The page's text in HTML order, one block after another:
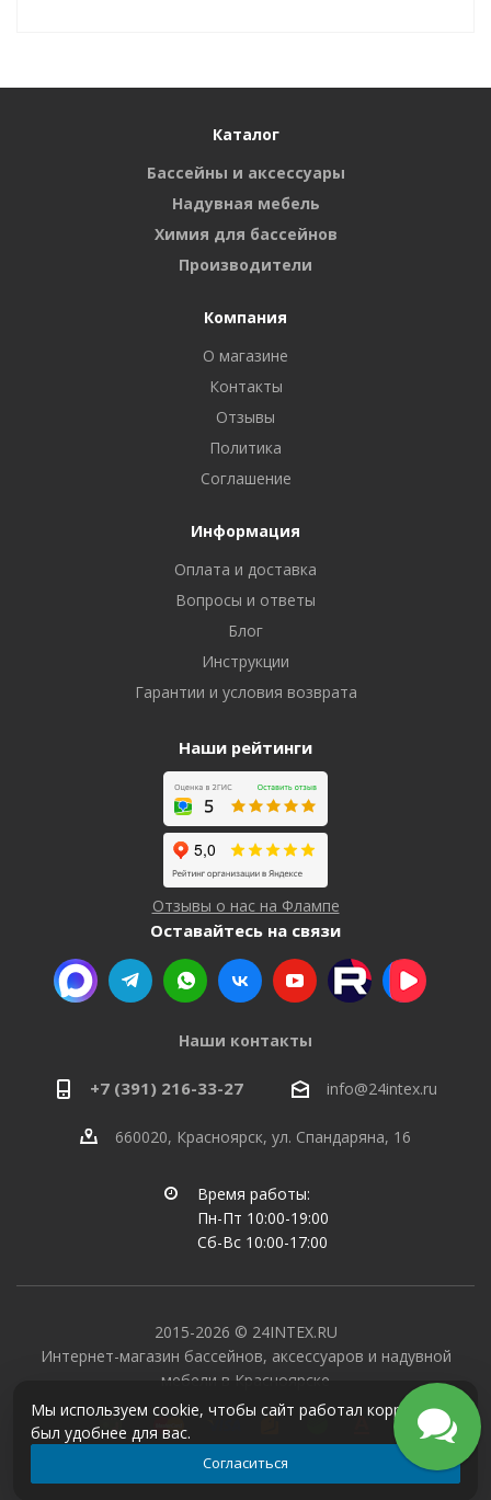
Каталог
Бассейны и аксессуары
Надувная мебель
Химия для бассейнов
Производители
Компания
О магазине
Контакты
Отзывы
Политика
Соглашение
Информация
Оплата и доставка
Вопросы и ответы
Блог
Инструкции
Гарантии и условия возврата
Наши рейтинги
Отзывы о нас на Флампе
Оставайтесь на связи
Наши контакты
+7 (391) 216-33-27 info@24intex.ru
660020, Красноярск, ул. Спандаряна, 16
Время работы:
Пн-Пт 10:00-19:00
Сб-Вс 10:00-17:00
2015-2026 © 24INTEX.RU
Интернет-магазин бассейнов, аксессуаров и надувной
мебели в Красноярске
Мы используем cookie, чтобы сайт работал корректно и
был удобнее для вас.
Согласиться